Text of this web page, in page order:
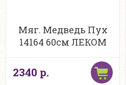
Мяг. Медведь Пух
14164 60см ЛЕКОМ
2340 р.